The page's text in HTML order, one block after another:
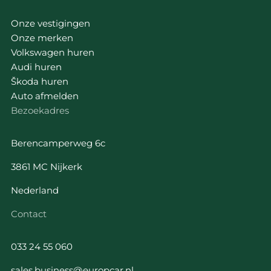
Onze vestigingen
Onze merken
Volkswagen huren
Audi huren
Škoda huren
Auto afmelden
Bezoekadres
Berencamperweg 6c
3861 MC Nijkerk
Nederland
Contact
033 24 55 060